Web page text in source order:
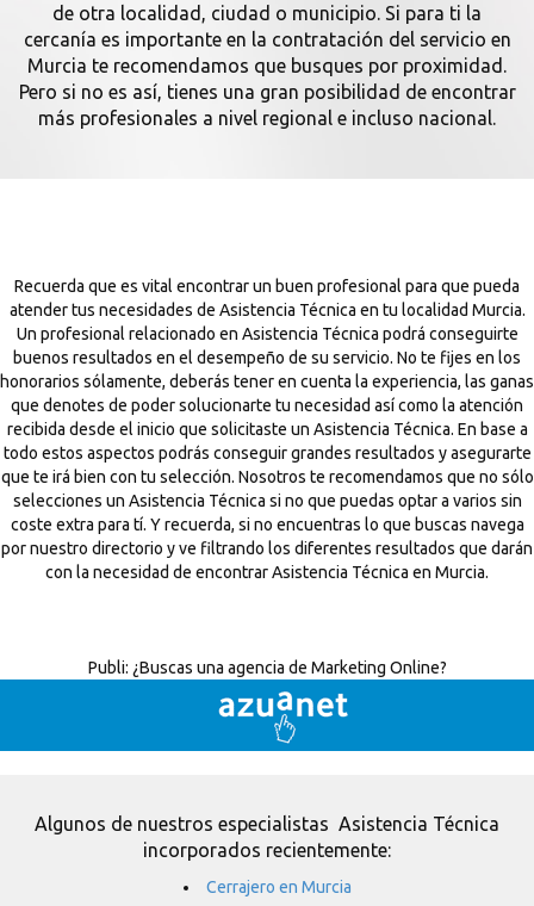
de otra localidad, ciudad o municipio. Si para ti la
cercanía es importante en la contratación del servicio en
Murcia te recomendamos que busques por proximidad.
Pero si no es así, tienes una gran posibilidad de encontrar
más profesionales a nivel regional e incluso nacional.
Recuerda que es vital encontrar un buen profesional para que pueda
atender tus necesidades de Asistencia Técnica en tu localidad Murcia.
Un profesional relacionado en Asistencia Técnica podrá conseguirte
buenos resultados en el desempeño de su servicio. No te fijes en los
honorarios sólamente, deberás tener en cuenta la experiencia, las ganas
que denotes de poder solucionarte tu necesidad así como la atención
recibida desde el inicio que solicitaste un Asistencia Técnica. En base a
todo estos aspectos podrás conseguir grandes resultados y asegurarte
que te irá bien con tu selección. Nosotros te recomendamos que no sólo
selecciones un Asistencia Técnica si no que puedas optar a varios sin
coste extra para tí. Y recuerda, si no encuentras lo que buscas navega
por nuestro directorio y ve filtrando los diferentes resultados que darán
con la necesidad de encontrar Asistencia Técnica en Murcia.
Publi: ¿Buscas una agencia de Marketing Online?
Algunos de nuestros especialistas Asistencia Técnica
incorporados recientemente:
Cerrajero en Murcia